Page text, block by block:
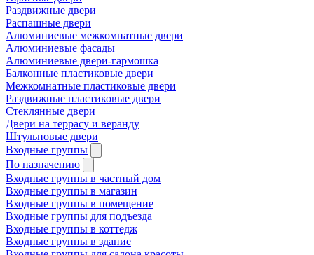
Раздвижные двери
Распашные двери
Алюминиевые межкомнатные двери
Алюминиевые фасады
Алюминиевые двери-гармошка
Балконные пластиковые двери
Межкомнатные пластиковые двери
Раздвижные пластиковые двери
Стеклянные двери
Двери на террасу и веранду
Штульповые двери
Входные группы
По назначению
Входные группы в частный дом
Входные группы в магазин
Входные группы в помещение
Входные группы для подъезда
Входные группы в коттедж
Входные группы в здание